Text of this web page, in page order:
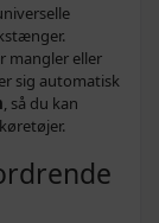
mangler eller
sig automatisk
, så du kan